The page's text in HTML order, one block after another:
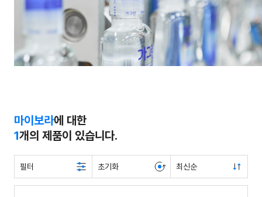
마이보라에 대한
1개의 제품이 있습니다.
필터 초기화 최신순